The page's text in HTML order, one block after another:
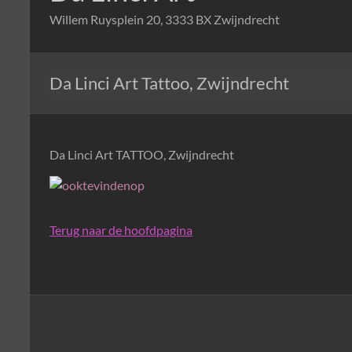
Willem Ruysplein 20, 3333 BX Zwijndrecht
Da Linci Art Tattoo, Zwijndrecht
Da Linci Art TATTOO, Zwijndrecht
Terug naar de hoofdpagina